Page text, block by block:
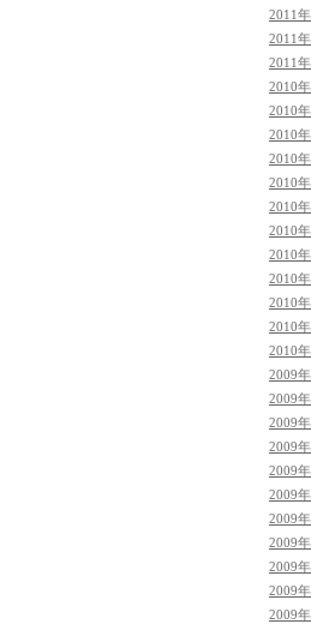
2011
2011
2011
2010
2010
2010
2010
2010
2010
2010
2010
2010
2010
2010
2010
2009
2009
2009
2009
2009
2009
2009
2009
2009
2009
2009